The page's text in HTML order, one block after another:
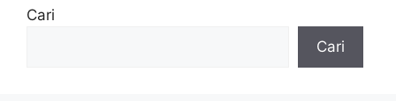
Cari
Cari